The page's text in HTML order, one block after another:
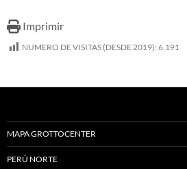
Imprimir
NUMERO DE VISITAS (DESDE 2019): 6.191
MAPA GROTTOCENTER
PERÚ NORTE